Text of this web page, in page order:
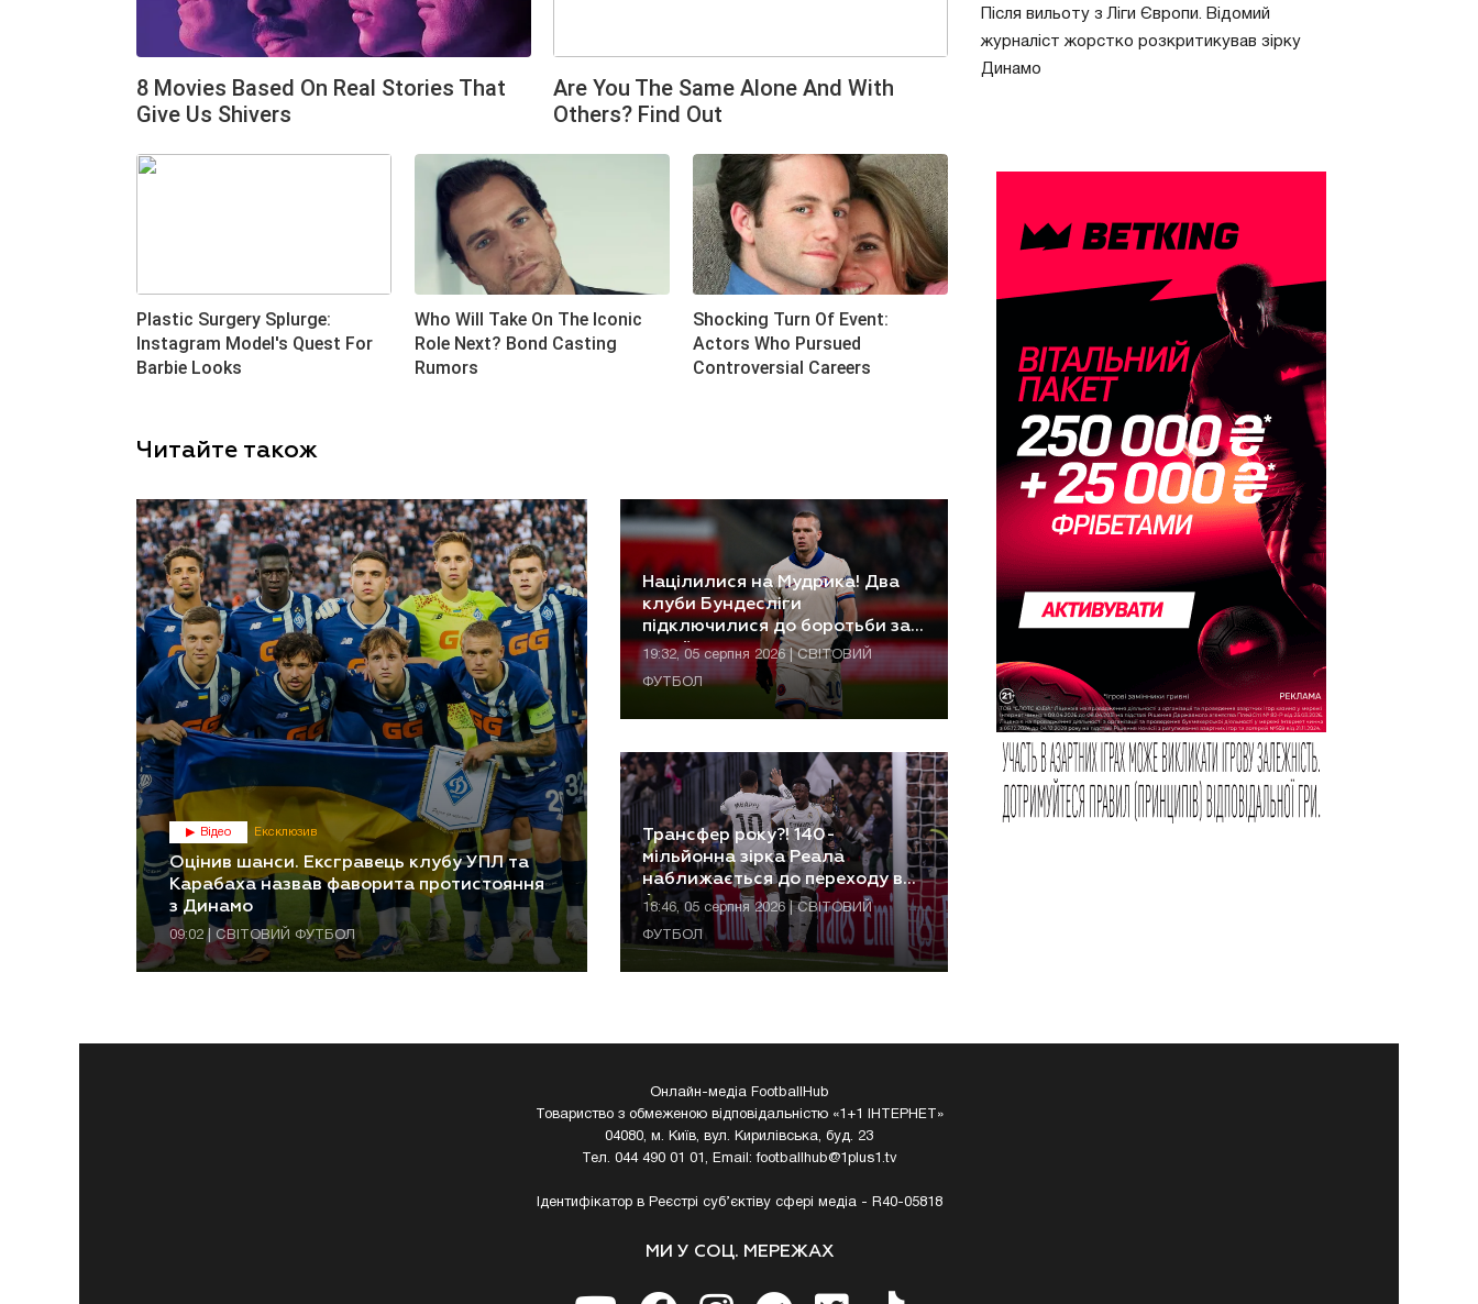
Після вильоту з Ліги Європи. Відомий
журналіст жорстко розкритикував зірку
Динамо
Читайте також
Відео Ексклюзив
Оцінив шанси. Ексгравець клубу УПЛ та
Карабаха назвав фаворита протистояння
з Динамо
09:02 | СВІТОВИЙ ФУТБОЛ
Націлилися на Мудрика! Два
клуби Бундесліги
підключилися до боротьби за
українця
19:32, 05 серпня 2026 | СВІТОВИЙ
ФУТБОЛ
Трансфер року?! 140-
мільйонна зірка Реала
наближається до переходу в
Арсенал
18:46, 05 серпня 2026 | СВІТОВИЙ
ФУТБОЛ
Онлайн-медіа FootballHub
Товариство з обмеженою відповідальністю «1+1 ІНТЕРНЕТ»
04080, м. Київ, вул. Кирилівська, буд. 23
Тел. 044 490 01 01, Email:footballhub@1plus1.tv
Ідентифікатор в Реєстрі суб’єктіву сфері медіа - R40-05818
МИ У СОЦ. МЕРЕЖАХ